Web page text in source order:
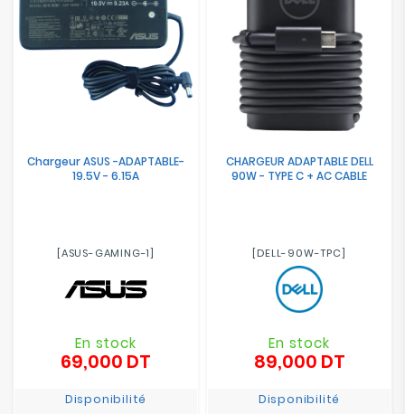
Chargeur ASUS -ADAPTABLE-
19.5V - 6.15A
[ASUS-GAMING-1]
En stock
69,000 DT
Disponibilité
CHARGEUR ADAPTABLE DELL
90W - TYPE C + AC CABLE
[DELL-90W-TPC]
En stock
89,000 DTPrix
Disponibilité